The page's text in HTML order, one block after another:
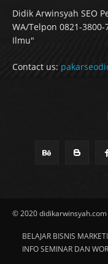
Didik Arwinsyah SEO
WA/Telpon 0821-
Ilmu"
Contact us:
© 2020
BELAJAR BISNIS
INFO SEMINAR DAN